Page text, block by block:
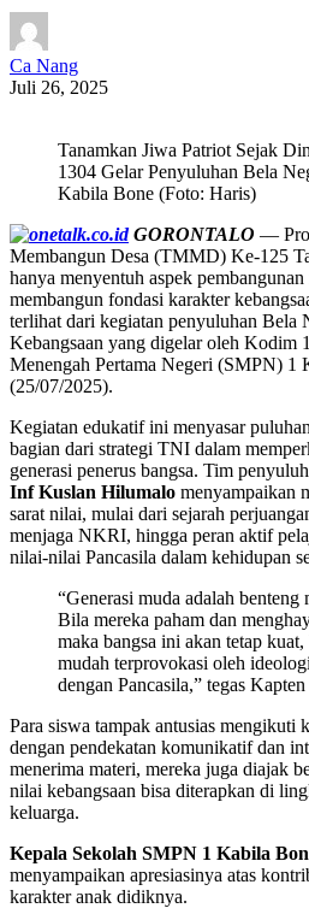
Ca Nang
Juli 26, 2025
Tanamkan Jiwa Patriot Sejak
1304 Gelar Penyuluhan Bela
Kabila Bone (Foto: Haris)
GORONTALO —
Membangun Desa (TMMD) Ke-125
hanya menyentuh aspek
membangun fondasi karakter
terlihat dari kegiatan penyuluhan Bela
Kebangsaan yang digelar oleh Kodim
Menengah Pertama Negeri (SMPN) 1
(25/07/2025).
Kegiatan edukatif ini menyasar
bagian dari strategi TNI dalam
generasi penerus bangsa. Tim
Inf Kuslan Hilumalo menyampaikan
sarat nilai, mulai dari sejarah
menjaga NKRI, hingga peran aktif
nilai-nilai Pancasila dalam kehidupan
“Generasi muda adalah benteng
Bila mereka paham dan
maka bangsa ini akan tetap
mudah terprovokasi oleh
dengan Pancasila,” tegas
Para siswa tampak antusias mengikuti
dengan pendekatan komunikatif dan
menerima materi, mereka juga diajak
nilai kebangsaan bisa diterapkan di
keluarga.
Kepala Sekolah SMPN 1 Kabila
menyampaikan apresiasinya atas
karakter anak didiknya.